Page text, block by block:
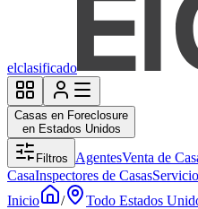
elclasificado
Casas en Foreclosure
en Estados Unidos
Filtros AgentesVenta de
CasaInspectores de Casas
Inicio
/ Todo Estados